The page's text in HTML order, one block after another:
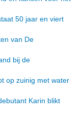
50 jaar en viert
van De
bij de
op zuinig met water
Karin blikt